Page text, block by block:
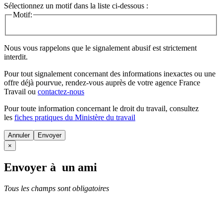
Sélectionnez un motif dans la liste ci-dessous :
Motif:
Nous vous rappelons que le signalement abusif est strictement
interdit.
Pour tout signalement concernant des informations inexactes ou une
offre déjà pourvue, rendez-vous auprès de votre agence France
Travail ou contactez-nous
Pour toute information concernant le droit du travail, consultez
les fiches pratiques du Ministère du travail
Annuler
×
Envoyer à un ami
Tous les champs sont obligatoires